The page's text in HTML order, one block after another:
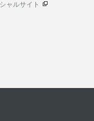
ャルサイト